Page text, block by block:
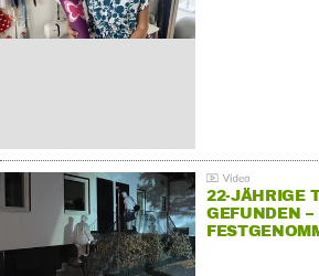
22-JÄHRIGE
GEFUNDEN